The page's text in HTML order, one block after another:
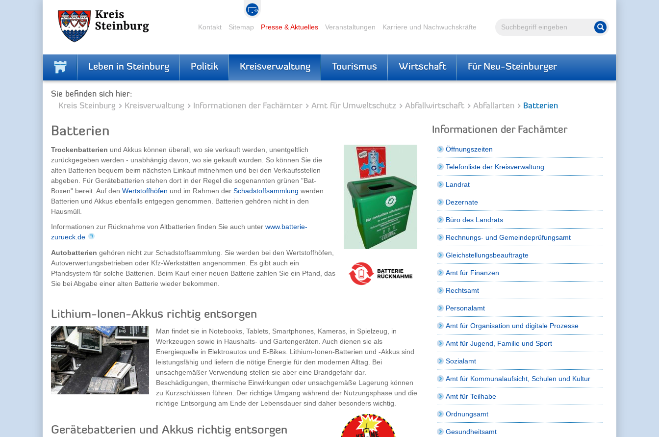
Volltextsuche Suche starten
Kontakt Sitemap Presse & Aktuelles Veranstaltungen Karriere und Nachwuchskräfte
Leben in Steinburg Politik Kreisverwaltung Tourismus Wirtschaft Für Neu-Steinburger
Sie befinden sich hier:
Kreis Steinburg
Kreisverwaltung Informationen der Fachämter Amt für Umweltschutz Abfallwirtschaft Abfallarten Batterien
Batterien
Trockenbatterien und Akkus können überall, wo sie verkauft werden, unentgeltlich
zurückgegeben werden - unabhängig davon, wo sie gekauft wurden. So können Sie die
alten Batterien bequem beim nächsten Einkauf mitnehmen und bei den Verkaufsstellen
abgeben. Für Gerätebatterien stehen dort in der Regel die sogenannten grünen "Bat-
Boxen" bereit. Auf den Wertstoffhöfen und im Rahmen der Schadstoffsammlung werden
Batterien und Akkus ebenfalls entgegen genommen. Batterien gehören nicht in den
Hausmüll.
Informationen zur Rücknahme von Altbatterien finden Sie auch unter www.batterie-
zurueck.de
Autobatterien gehören nicht zur Schadstoffsammlung. Sie werden bei den Wertstoffhöfen,
Autoverwertungsbetrieben oder Kfz-Werkstätten angenommen. Es gibt auch ein
Pfandsystem für solche Batterien. Beim Kauf einer neuen Batterie zahlen Sie ein Pfand, das
Sie bei Abgabe einer alten Batterie wieder bekommen.
Lithium-Ionen-Akkus richtig entsorgen
Man findet sie in Notebooks, Tablets, Smartphones, Kameras, in Spielzeug, in
Werkzeugen sowie in Haushalts- und Gartengeräten. Auch dienen sie als
Energiequelle in Elektroautos und E-Bikes. Lithium-Ionen-Batterien und -Akkus sind
leistungsfähig und liefern die nötige Energie für den modernen Alltag. Bei
unsachgemäßer Verwendung stellen sie aber eine Brandgefahr dar.
Beschädigungen, thermische Einwirkungen oder unsachgemäße Lagerung können
zu Kurzschlüssen führen. Der richtige Umgang während der Nutzungsphase und die
richtige Entsorgung am Ende der Lebensdauer sind daher besonders wichtig.
Gerätebatterien und Akkus richtig entsorgen
Informationen der Fachämter
Öffnungszeiten
Telefonliste der Kreisverwaltung
Landrat
Dezernate
Büro des Landrats
Rechnungs- und Gemeindeprüfungsamt
Gleichstellungsbeauftragte
Amt für Finanzen
Rechtsamt
Personalamt
Amt für Organisation und digitale Prozesse
Amt für Jugend, Familie und Sport
Sozialamt
Amt für Kommunalaufsicht, Schulen und Kultur
Amt für Teilhabe
Ordnungsamt
Gesundheitsamt